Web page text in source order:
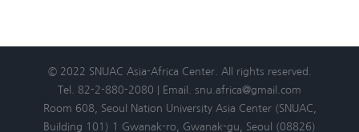
© 2022 SNUAC Asia-Africa Center. All rights reserved.
Tel. 82-2-880-2080 | Email. snu.africa@gmail.com
Room 608, Seoul Nation University Asia Center (SNUAC,
Building 101) 1 Gwanak-ro, Gwanak-gu, Seoul (08826)